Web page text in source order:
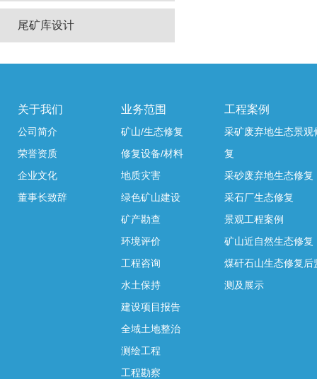
尾矿库设计
关于我们
公司简介
荣誉资质
企业文化
董事长致辞
业务范围
矿山/生态修复
修复设备/材料
地质灾害
绿色矿山建设
矿产勘查
环境评价
工程咨询
水土保持
建设项目报告
全域土地整治
测绘工程
工程勘察
工程案例
采矿废弃地生态景观
复
采砂废弃地生态修复
采石厂生态修复
景观工程案例
矿山近自然生态修复
煤矸石山生态修复后
测及展示